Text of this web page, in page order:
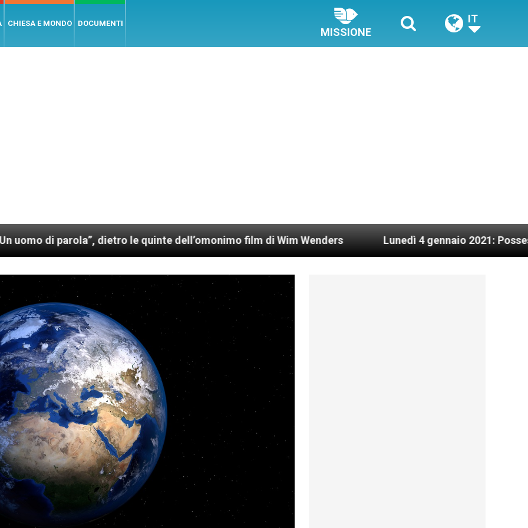
CHIESA E MONDO DOCUMENTI
MISSIONE
IT
dietro le quinte dell’omonimo film di Wim Wenders Lunedì 4 gennaio 2021: Possesso